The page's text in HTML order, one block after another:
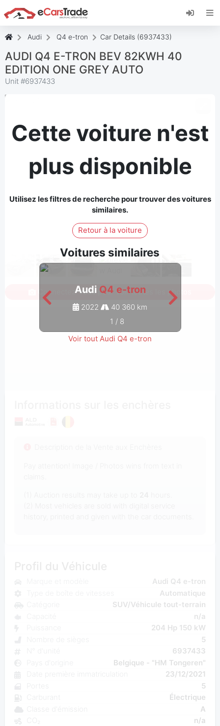
Installez l'application web eCarsTrade, ajoutez-
la à votre écran d'accueil et recevez des mises
Audi Q4 e-tron Car Details (6937433)
AUDI Q4 E-TRON BEV 82KWH 40
EDITION ONE GREY AUTO
Unit #6937433
Cette voiture n'est
plus disponible
Utilisez les filtres de recherche pour trouver des voitures
similaires.
Retour à la voiture
Voitures similaires
Audi Q4 e-tron
2022
40 360 km
1 / 8
Voir tout Audi Q4 e-tron
Connectez-vous pour voir toutes les photos
Audi Q4 e-tron
Automatique
SUV/Véhicule tout-terrain
n/a
204 Hp 150 kW
5
6937433
Belgique - "HM Tongeren"
23/12/2021
5
Électrique
A
n/a